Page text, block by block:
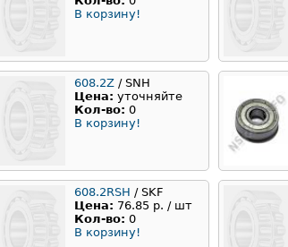
В корзину!
608.2Z / SNH
Цена: уточняйте
Кол-во: 0
В корзину!
608.2RSH / SKF
Цена: 76.85 р. / шт
Кол-во: 0
В корзину!